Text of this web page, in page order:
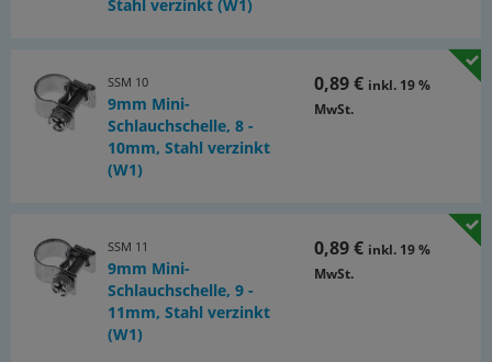
Stahl verzinkt (W1)
SSM 10
9mm Mini-
Schlauchschelle, 8 -
10mm, Stahl verzinkt
(W1)
0,89 € inkl. 19 %
MwSt.
SSM 11
9mm Mini-
Schlauchschelle, 9 -
11mm, Stahl verzinkt
(W1)
0,89 € inkl. 19 %
MwSt.